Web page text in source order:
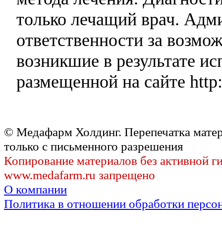
только лечащий врач.
ответственности за
возникшие в результате
размещенной на сайте
© Медафарм Холдинг. Перепечатка
только с письменного разрешения
Копирование материалов без активной
www.medafarm.ru запрещено
О компании
Политика в отношении обработки